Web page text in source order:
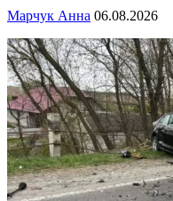
Марчук Анна 06.08.2026